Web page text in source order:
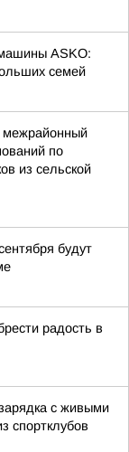
ASKO:
семей
межрайонный
по
из сельской
будут
радость в
с живыми
спортклубов